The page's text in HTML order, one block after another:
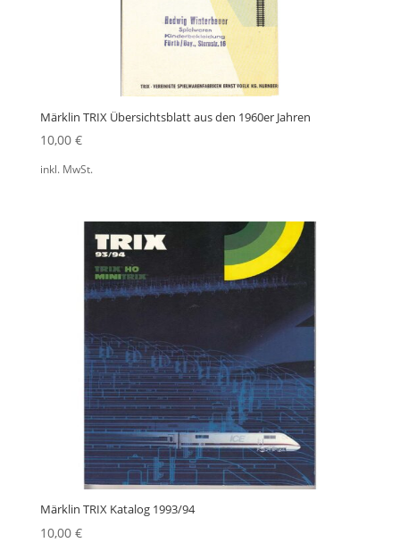
Märklin TRIX Übersichtsblatt aus den 1960er Jahren
10,00 €
inkl. MwSt.
Märklin TRIX Katalog 1993/94
10,00 €